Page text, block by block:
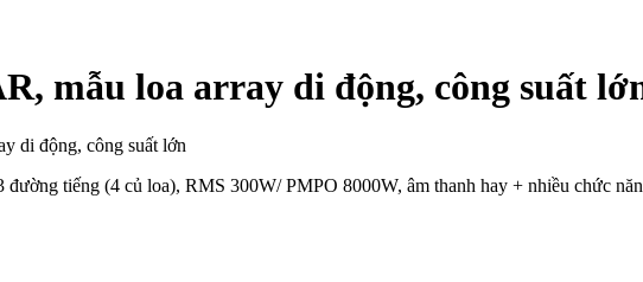
mẫu loa array di động, công suất
tiếng (4 củ loa), RMS 300W/ PMPO 8000W, âm thanh hay + nhiều chức